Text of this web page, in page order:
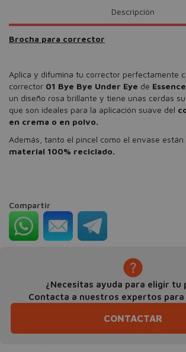
Descripción
Brocha para corrector
Aplica y difumina tu corrector perfectamente
corrector 01 Bye Bye Under Eye de E
un diseño rosa brillante y tiene unas cerdas
que son ideales para la aplicación suave del
en crema o en polvo.
Además, tanto el pincel como el envase
material 100% reciclado.
Compartir
¿Necesitas ayuda para eligir tu
Contacta a nuestros expertos
CONTACTAR